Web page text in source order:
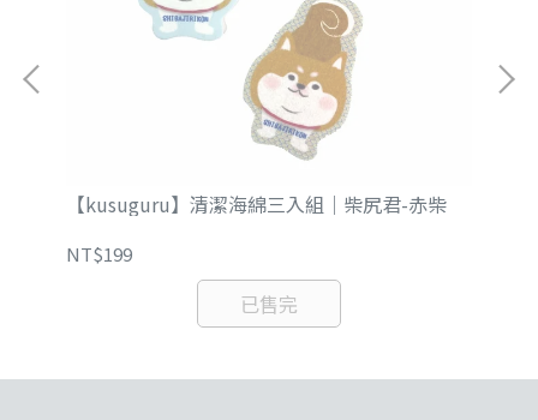
【kusuguru】清潔海綿三入組｜柴尻君-赤柴
NT$199
已售完